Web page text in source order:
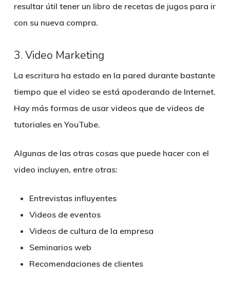
resultar útil tener un libro de recetas de jugos para ir
con su nueva compra.
3. Video Marketing
La escritura ha estado en la pared durante bastante
tiempo que el video se está apoderando de Internet.
Hay más formas de usar videos que de videos de
tutoriales en YouTube.
Algunas de las otras cosas que puede hacer con el
video incluyen, entre otras:
Entrevistas influyentes
Videos de eventos
Videos de cultura de la empresa
Seminarios web
Recomendaciones de clientes